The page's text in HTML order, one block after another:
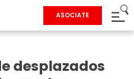
ASOCIATE
desplazados